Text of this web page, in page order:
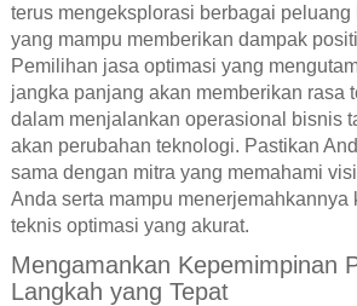
terus mengeksplorasi berbagai peluang
yang mampu memberikan dampak
Pemilihan jasa optimasi yang
jangka panjang akan memberikan rasa
dalam menjalankan operasional bisnis
akan perubahan teknologi. Pastikan
sama dengan mitra yang memahami
Anda serta mampu menerjemahkannya
teknis optimasi yang akurat.
Mengamankan Kepemimpinan
Langkah yang Tepat